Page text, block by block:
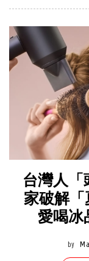
台灣人「
家破解「
愛喝冰
by